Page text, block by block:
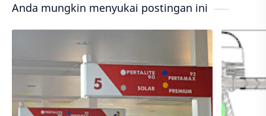
Anda mungkin menyukai postingan ini